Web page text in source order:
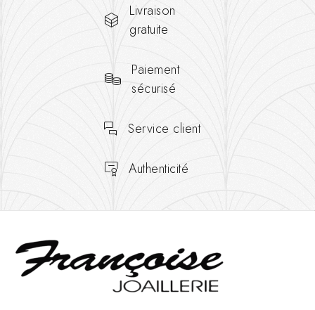
Livraison
gratuite
Paiement
sécurisé
Service client
Authenticité